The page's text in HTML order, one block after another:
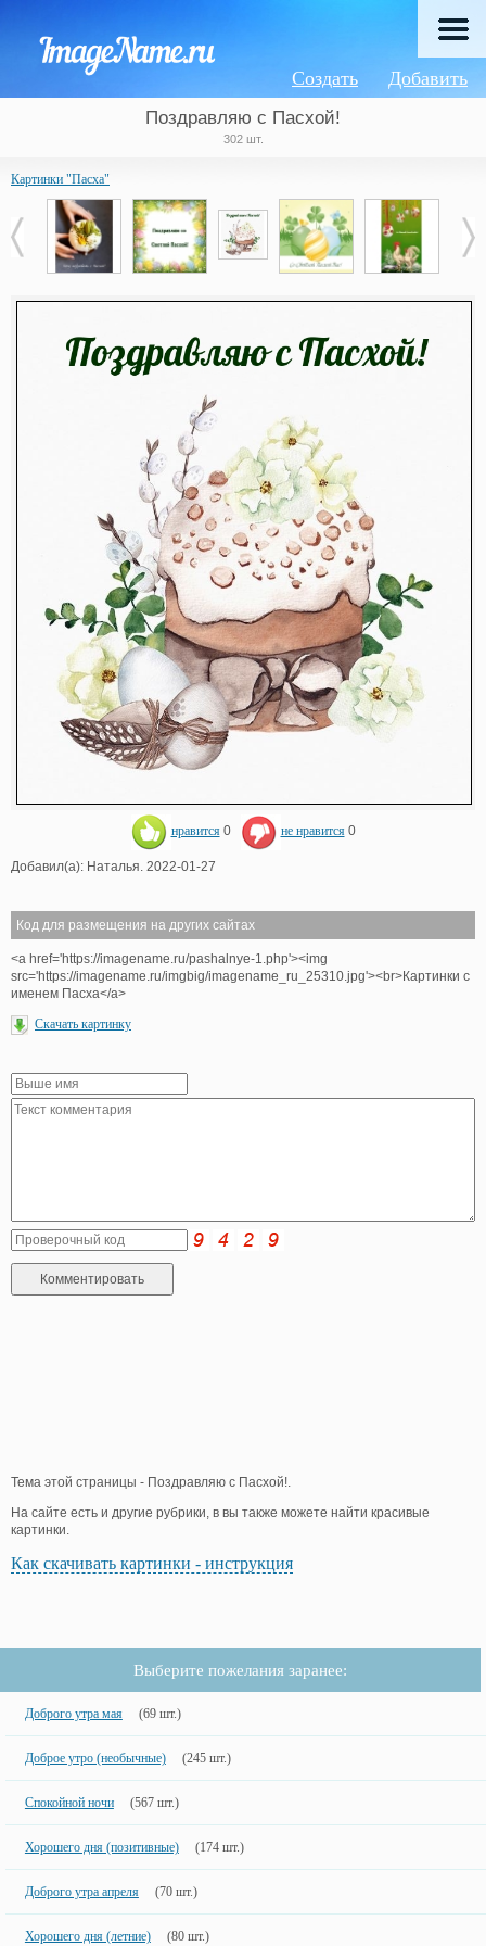
Добавить
Создать
Поздравляю с Пасхой!
302 шт.
Картинки "Пасха"
нравится 0 не нравится 0
Добавил(а): Наталья. 2022-01-27
Код для размещения на других сайтах
<a href='https://imagename.ru/pashalnye-1.php'><img
src='https://imagename.ru/imgbig/imagename_ru_25310.jpg'><br>Картинки с
именем Пасха</a>
Скачать картинку
Тема этой страницы - Поздравляю с Пасхой!.
На сайте есть и другие рубрики, в вы также можете найти красивые
картинки.
Как скачивать картинки - инструкция
Выберите пожелания заранее:
Доброго утра мая (69 шт.)
Доброе утро (необычные) (245 шт.)
Спокойной ночи (567 шт.)
Хорошего дня (позитивные) (174 шт.)
Доброго утра апреля (70 шт.)
Хорошего дня (летние) (80 шт.)